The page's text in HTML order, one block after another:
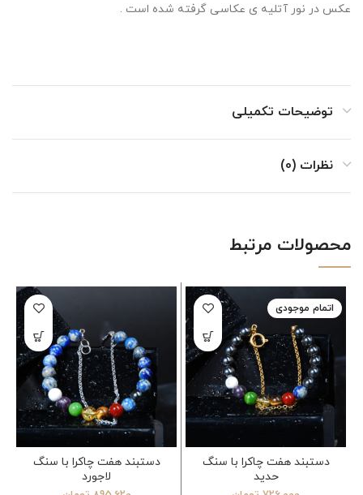
عکس در نور آتلیه ی عکاسی گرفته شده است .
توضیحات تکمیلی
نظرات (0)
محصولات مرتبط
اتمام موجودی
دستبند هفت چاکرا با سنگ
حدید
دستبند هفت چاکرا با سنگ
لاجورد